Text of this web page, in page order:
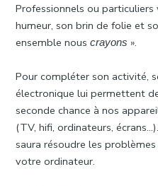
Professionnels ou
humeur, son brin de folie et
ensemble nouscrayons ».
Pour compléter son activité,
électronique lui permettent
seconde chance à nos
(TV, hifi, ordinateurs,
saura résoudre les
votre ordinateur.